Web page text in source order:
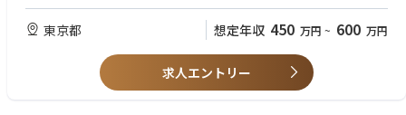
■電気図面を読める方
東京都 想定年収 450 万円 ~ 600 万円
求人エントリー